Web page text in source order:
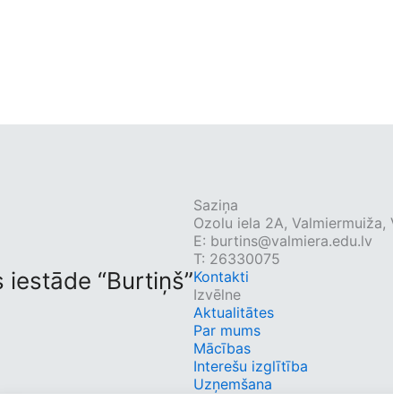
“Burtiņš”
Saziņa
Ozolu iela 2A,
E: burtins@valmiera.edu.lv
T: 26330075
Kontakti
Izvēlne
Aktualitātes
Par mums
Mācības
Interešu izglītība
Uzņemšana